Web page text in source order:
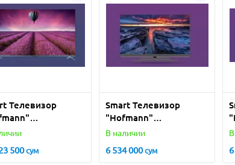
Телевизор
HF 85"
500сум
Smart Телевизор
"Hofmann"
TV50SPROWOSM-HF
В наличии
6 534 000сум